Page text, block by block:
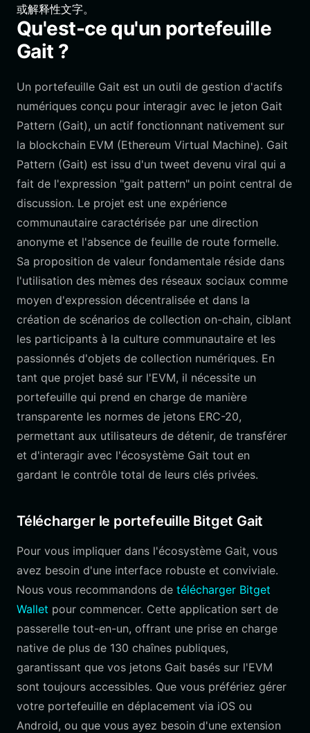
或解释性文字。
Qu'est-ce qu'un portefeuille
Gait ?
Un portefeuille Gait est un outil de gestion d'actifs
numériques conçu pour interagir avec le jeton Gait
Pattern (Gait), un actif fonctionnant nativement sur
la blockchain EVM (Ethereum Virtual Machine). Gait
Pattern (Gait) est issu d'un tweet devenu viral qui a
fait de l'expression "gait pattern" un point central de
discussion. Le projet est une expérience
communautaire caractérisée par une direction
anonyme et l'absence de feuille de route formelle.
Sa proposition de valeur fondamentale réside dans
l'utilisation des mèmes des réseaux sociaux comme
moyen d'expression décentralisée et dans la
création de scénarios de collection on-chain, ciblant
les participants à la culture communautaire et les
passionnés d'objets de collection numériques. En
tant que projet basé sur l'EVM, il nécessite un
portefeuille qui prend en charge de manière
transparente les normes de jetons ERC-20,
permettant aux utilisateurs de détenir, de transférer
et d'interagir avec l'écosystème Gait tout en
gardant le contrôle total de leurs clés privées.
Télécharger le portefeuille Bitget Gait
Pour vous impliquer dans l'écosystème Gait, vous
avez besoin d'une interface robuste et conviviale.
Nous vous recommandons de télécharger Bitget
Wallet pour commencer. Cette application sert de
passerelle tout-en-un, offrant une prise en charge
native de plus de 130 chaînes publiques,
garantissant que vos jetons Gait basés sur l'EVM
sont toujours accessibles. Que vous préfériez gérer
votre portefeuille en déplacement via iOS ou
Android, ou que vous ayez besoin d'une extension